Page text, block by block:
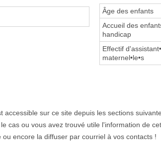
Âge des enfants
Accueil des
handicap
Effectif
maternel•le•s
accessible sur ce site depuis les sections
le cas ou vous avez trouvé utile l'information de
encore la diffuser par courriel à vos contacts !